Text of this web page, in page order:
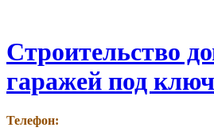
Строительство
гаражей под ключ
Телефон: